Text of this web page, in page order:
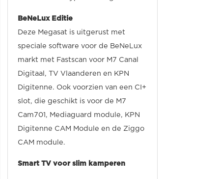
BeNeLux Editie
Deze Megasat is uitgerust met
speciale software voor de BeNeLux
markt met Fastscan voor M7 Canal
Digitaal, TV Vlaanderen en KPN
Digitenne. Ook voorzien van een CI+
slot, die geschikt is voor de M7
Cam701, Mediaguard module, KPN
Digitenne CAM Module en de Ziggo
CAM module.
Smart TV voor slim kamperen